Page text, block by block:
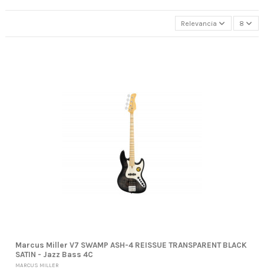
Relevancia 8
Marcus Miller V7 SWAMP ASH-4 REISSUE TRANSPARENT BLACK
SATIN - Jazz Bass 4C
MARCUS MILLER